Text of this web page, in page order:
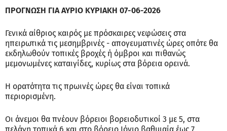
ΠΡΟΓΝΩΣΗ ΓΙΑ ΑΥΡΙΟ ΚΥΡΙΑΚΗ 07-06-2026
Γενικά αίθριος καιρός με πρόσκαιρες νεφώσεις στα
ηπειρωτικά τις μεσημβρινές - απογευματινές ώρες οπότε θα
εκδηλωθούν τοπικές βροχές ή όμβροι και πιθανώς
μεμονωμένες καταιγίδες, κυρίως στα βόρεια ορεινά.
Η ορατότητα τις πρωινές ώρες θα είναι τοπικά
περιορισμένη.
Οι άνεμοι θα πνέουν βόρειοι βορειοδυτικοί 3 με 5, στα